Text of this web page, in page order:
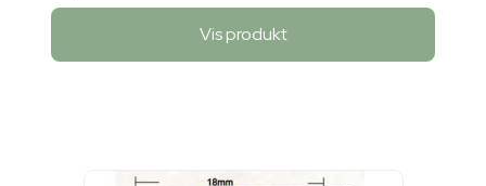
Vis produkt